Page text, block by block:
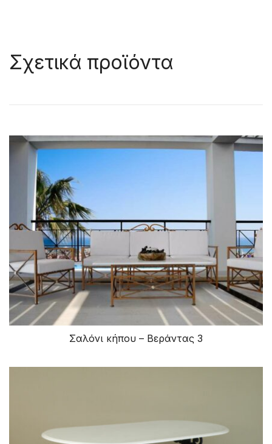
Σχετικά προϊόντα
Σαλόνι κήπου – Βεράντας 3